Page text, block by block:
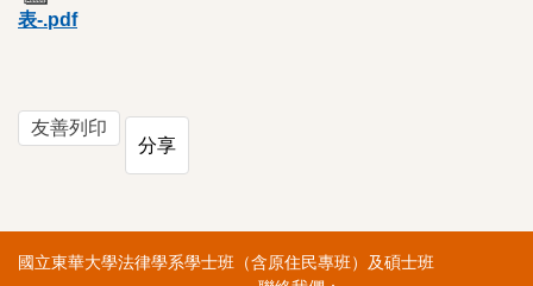
表-.pdf
友善列印
分享
國立東華大學法律學系學士班（含原住民專班）及碩士班